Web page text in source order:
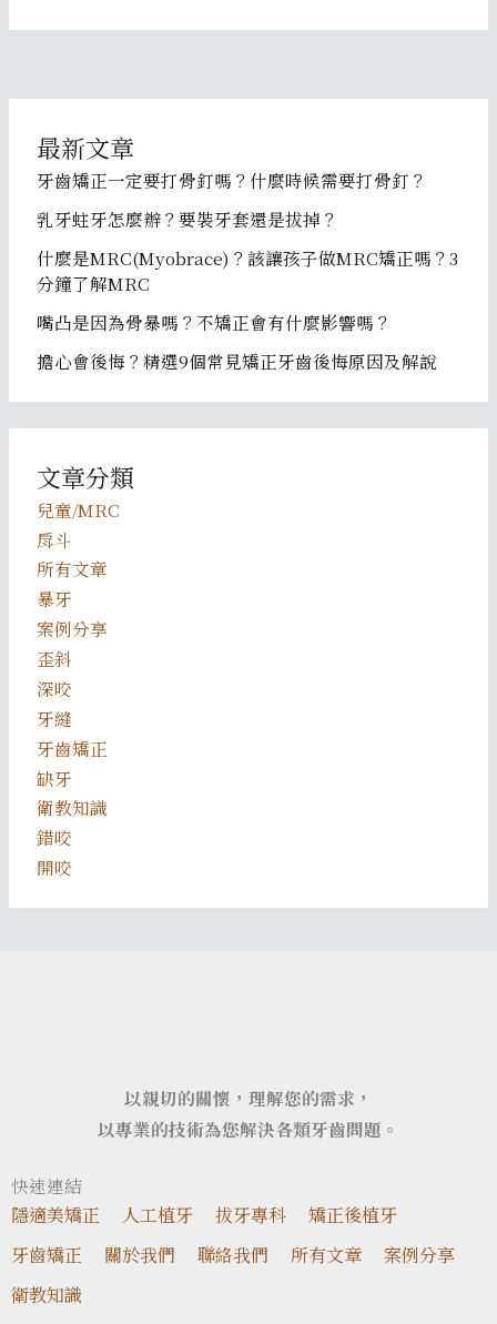
最新文章
牙齒矯正一定要打骨釘嗎？什麼時候需要打骨釘？
乳牙蛀牙怎麼辦？要裝牙套還是拔掉？
什麼是MRC(Myobrace)？該讓孩子做MRC矯正嗎？3
分鐘了解MRC
嘴凸是因為骨暴嗎？不矯正會有什麼影響嗎？
擔心會後悔？精選9個常見矯正牙齒後悔原因及解說
文章分類
兒童/MRC
戽斗
所有文章
暴牙
案例分享
歪斜
深咬
牙縫
牙齒矯正
缺牙
衛教知識
錯咬
開咬
以親切的關懷，理解您的需求，
以專業的技術為您解決各類牙齒問題。
快速連結
隱適美矯正 人工植牙 拔牙專科
矯正後植牙
牙齒矯正
關於我們 聯絡我們 所有文章
案例分享
衛教知識